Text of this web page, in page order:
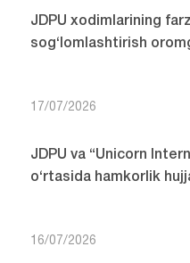
JDPU xodimlarining
sog‘lomlashtirish
17/07/2026
JDPU va “Unicorn
o‘rtasida hamkorlik
16/07/2026